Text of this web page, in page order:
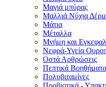
Μαγιά μπύρας
Μαλλιά Νύχια
Μάτια
Μέταλλα
Μνήμη και
Νεφρά-Υγεία
Οστά Αρθρώσεις
Πεπτικά Βοηθήματα
Πολυβιταμίνες
Προβιοτικά -